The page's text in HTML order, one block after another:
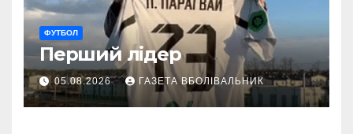
ФУТБОЛ
Перший лідер
05.08.2026 ГАЗЕТА ВБОЛІВАЛЬНИК